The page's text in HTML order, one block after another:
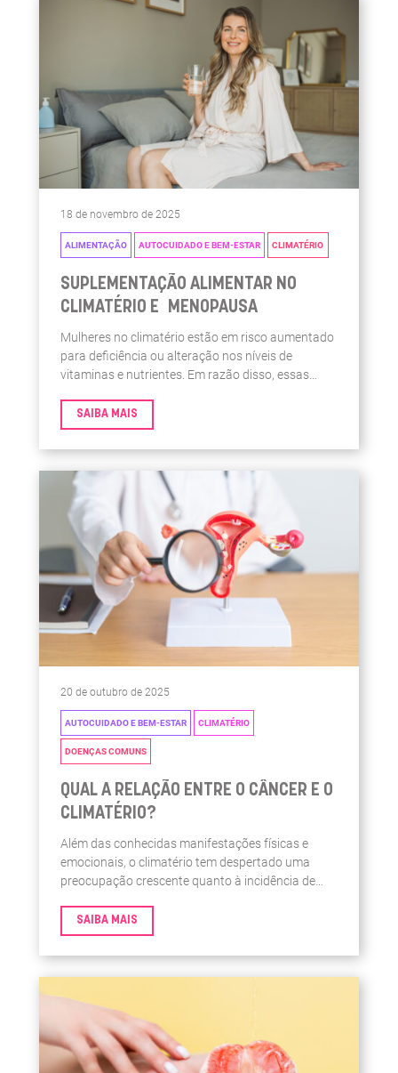
18 de novembro de 2025
ALIMENTAÇÃO AUTOCUIDADO E BEM-ESTAR CLIMATÉRIO
SUPLEMENTAÇÃO ALIMENTAR NO
CLIMATÉRIO E MENOPAUSA
Mulheres no climatério estão em risco aumentado
para deficiência ou alteração nos níveis de
vitaminas e nutrientes. Em razão disso, essas
doenças, como osteoporose ou problemas
cardiovasculares.
SAIBA MAIS
20 de outubro de 2025
AUTOCUIDADO E BEM-ESTAR CLIMATÉRIO
DOENÇAS COMUNS
QUAL A RELAÇÃO ENTRE O CÂNCER E O
CLIMATÉRIO?
Além das conhecidas manifestações físicas e
emocionais, o climatério tem despertado uma
preocupação crescente quanto à incidência de
menopausa.
SAIBA MAIS